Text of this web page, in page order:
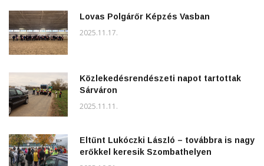
Lovas Polgárőr Képzés Vasban
2025.11.17.
Közlekedésrendészeti napot tartottak
Sárváron
2025.11.11.
Eltűnt Lukóczki László – továbbra is nagy
erőkkel keresik Szombathelyen